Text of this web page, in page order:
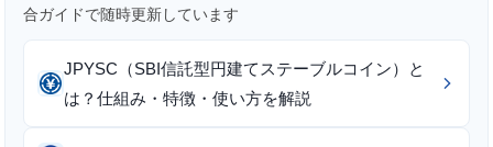
合ガイドで随時更新しています
JPYSC（SBI信託型円建てステーブルコイン）と
は？仕組み・特徴・使い方を解説